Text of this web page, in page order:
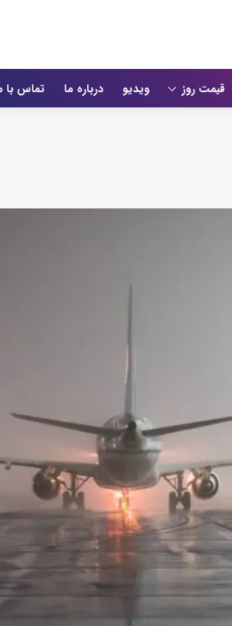
قیمت روز ویدیو درباره ما تماس با